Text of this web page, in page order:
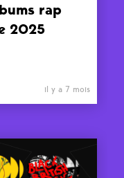
rap
2025
il y a 7 mois